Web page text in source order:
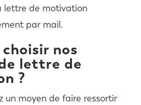
lettre de motivation
par mail.
nos
lettre de
?
un moyen de faire ressortir